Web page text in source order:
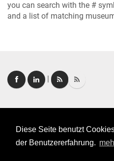
Diese Seite benutzt
der Benutzererfahrung.
you can search with the #
and a list of matching